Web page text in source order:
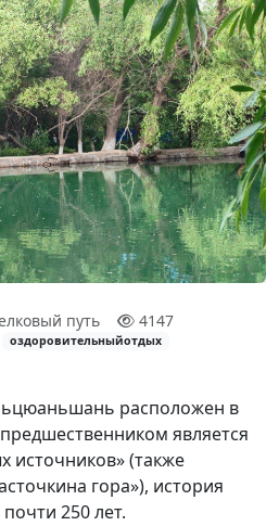
путь 4147
оздоровительныйотдых
расположен в
является
источников» (также
гора»), история
250 лет.